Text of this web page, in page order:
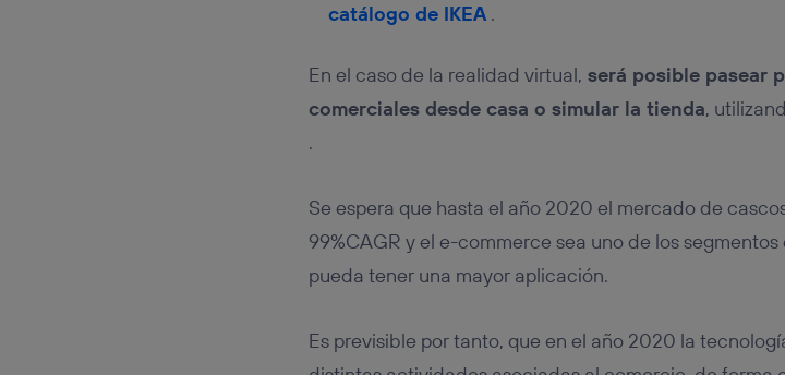
catálogo de IKEA.
En el caso de la realidad virtual, será posible pasear
comerciales desde casa o simular la tienda,
.
Se espera que hasta el año 2020 el mercado de
99%CAGR y el e-commerce sea uno de los
pueda tener una mayor aplicación.
Es previsible por tanto, que en el año 2020 la